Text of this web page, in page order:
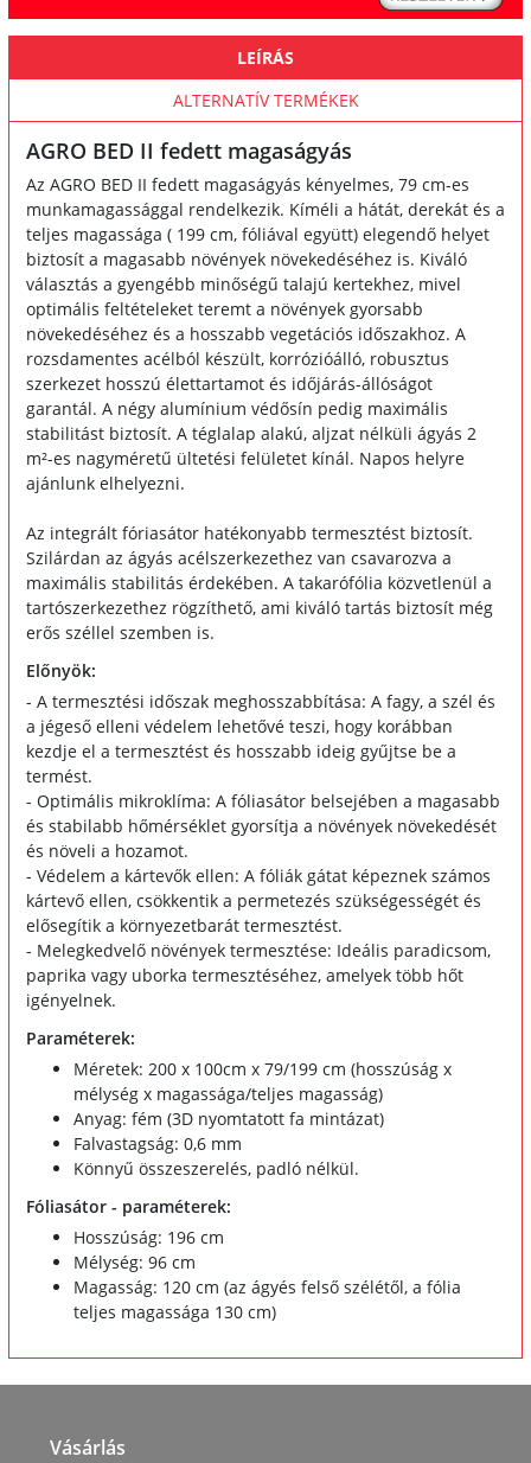
LEÍRÁS
ALTERNATÍV TERMÉKEK
AGRO BED II fedett magaságyás
Az AGRO BED II fedett magaságyás kényelmes, 79 cm-es
munkamagassággal rendelkezik. Kíméli a hátát, derekát és a
teljes magassága ( 199 cm, fóliával együtt) elegendő helyet
biztosít a magasabb növények növekedéséhez is. Kiváló
választás a gyengébb minőségű talajú kertekhez, mivel
optimális feltételeket teremt a növények gyorsabb
növekedéséhez és a hosszabb vegetációs időszakhoz. A
rozsdamentes acélból készült, korrózióálló, robusztus
szerkezet hosszú élettartamot és időjárás-állóságot
garantál. A négy alumínium védősín pedig maximális
stabilitást biztosít. A téglalap alakú, aljzat nélküli ágyás 2
m²-es nagyméretű ültetési felületet kínál. Napos helyre
ajánlunk elhelyezni.
Az integrált fóriasátor hatékonyabb termesztést biztosít.
Szilárdan az ágyás acélszerkezethez van csavarozva a
maximális stabilitás érdekében. A takarófólia közvetlenül a
tartószerkezethez rögzíthető, ami kiváló tartás biztosít még
erős széllel szemben is.
Előnyök:
- A termesztési időszak meghosszabbítása: A fagy, a szél és
a jégeső elleni védelem lehetővé teszi, hogy korábban
kezdje el a termesztést és hosszabb ideig gyűjtse be a
termést.
- Optimális mikroklíma: A fóliasátor belsejében a magasabb
és stabilabb hőmérséklet gyorsítja a növények növekedését
és növeli a hozamot.
- Védelem a kártevők ellen: A fóliák gátat képeznek számos
kártevő ellen, csökkentik a permetezés szükségességét és
elősegítik a környezetbarát termesztést.
- Melegkedvelő növények termesztése: Ideális paradicsom,
paprika vagy uborka termesztéséhez, amelyek több hőt
igényelnek.
Paraméterek:
Méretek: 200 x 100cm x 79/199 cm (hosszúság x
mélység x magassága/teljes magasság)
Anyag: fém (3D nyomtatott fa mintázat)
Falvastagság: 0,6 mm
Könnyű összeszerelés, padló nélkül.
Fóliasátor - paraméterek:
Hosszúság: 196 cm
Mélység: 96 cm
Magasság: 120 cm (az ágyés felső szélétől, a fólia
teljes magassága 130 cm)
Vásárlás